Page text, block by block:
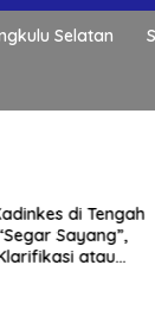
Selatan
KPK Bidik
Bengkulu,